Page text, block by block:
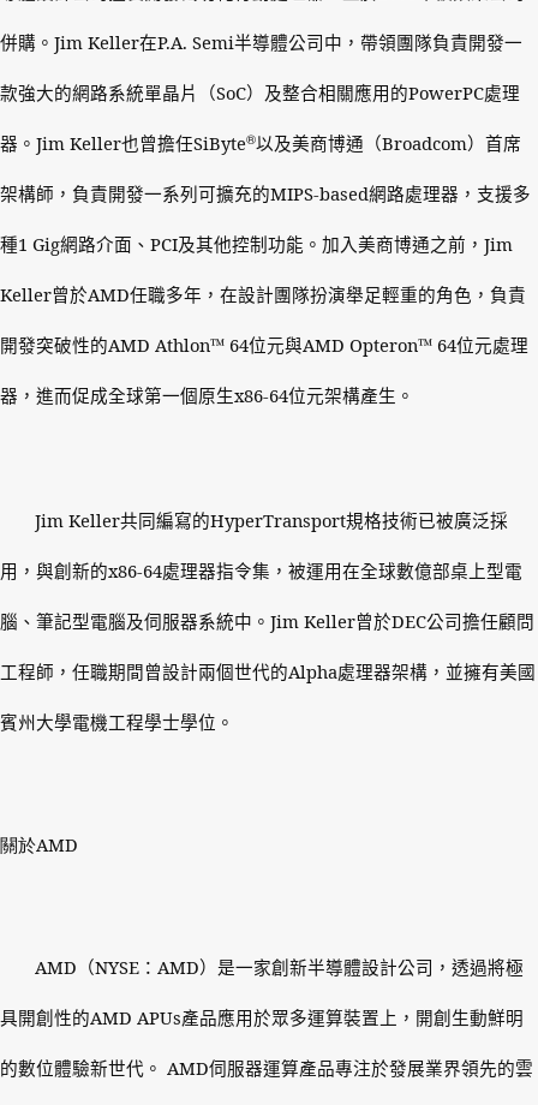
併購。 Jim Keller在P.A. Semi半導體公司中，帶領團隊負責開發一
款強大的網路系統單晶片（SoC）及整合相關應用的PowerPC處理
器。 Jim Keller也曾擔任SiByte®以及美商博通（Broadcom）首席
架構師，負責開發一系列可擴充的MIPS-based網路處理器，支援多
種1 Gig網路介面、 PCI及其他控制功能。加入美商博通之前， Jim
Keller曾於AMD任職多年，在設計團隊扮演舉足輕重的角色，負責
開發突破性的AMD Athlon™ 64位元與AMD Opteron™ 64位元處理
器，進而促成全球第一個原生x86-64位元架構產生。
Jim Keller共同編寫的HyperTransport規格技術已被廣泛採
用，與創新的x86-64處理器指令集，被運用在全球數億部桌上型電
腦、筆記型電腦及伺服器系統中。 Jim Keller曾於DEC公司擔任顧問
工程師，任職期間曾設計兩個世代的Alpha處理器架構，並擁有美國
賓州大學電機工程學士學位。
關於AMD
AMD （NYSE ：AMD）是一家創新半導體設計公司，透過將極
具開創性的AMD APUs產品應用於眾多運算裝置上，開創生動鮮明
的數位體驗新世代。 AMD伺服器運算產品專注於發展業界領先的雲